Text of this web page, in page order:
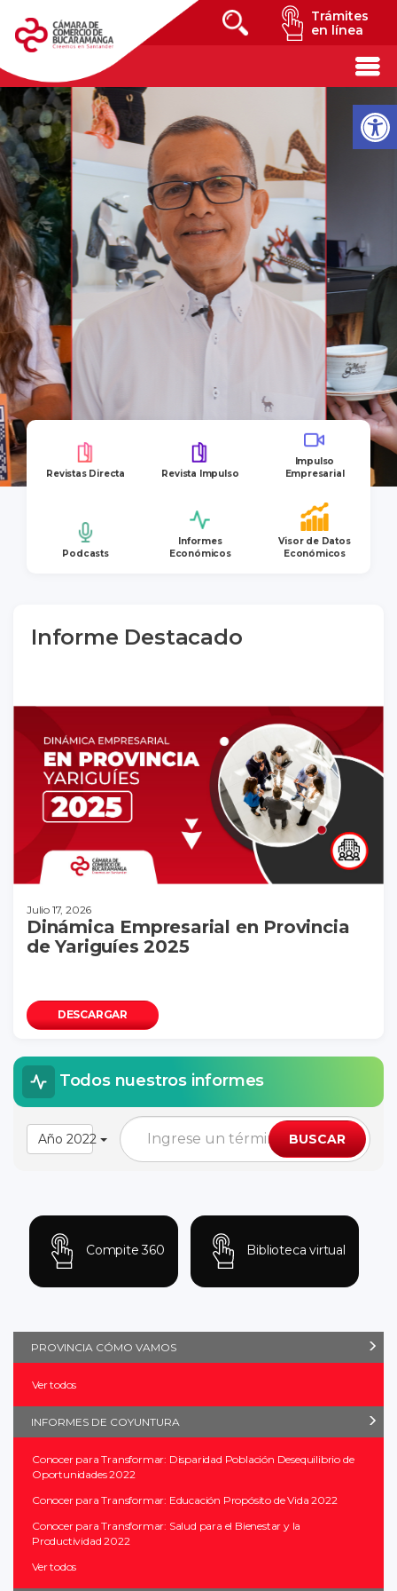
Trámites
en línea
Revistas Directa Revista Impulso
Impulso
Empresarial
Podcasts
Informes
Económicos
Visor de Datos
Económicos
Informe Destacado
Julio 17, 2026
Dinámica Empresarial en Provincia
de Yariguíes 2025
DESCARGAR
Todos nuestros informes
Año 2022 BUSCAR
Compite 360 Biblioteca virtual
PROVINCIA CÓMO VAMOS
Ver todos
INFORMES DE COYUNTURA
Conocer para Transformar: Disparidad Población Desequilibrio de
Oportunidades 2022
Conocer para Transformar: Educación Propósito de Vida 2022
Conocer para Transformar: Salud para el Bienestar y la
Productividad 2022
Ver todos